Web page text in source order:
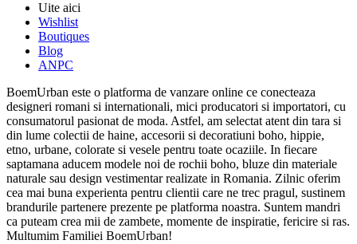
Uite aici
Wishlist
Boutiques
Blog
ANPC
BoemUrban este o platforma de vanzare online ce conecteaza
designeri romani si internationali, mici producatori si importatori, cu
consumatorul pasionat de moda. Astfel, am selectat atent din tara si
din lume colectii de haine, accesorii si decoratiuni boho, hippie,
etno, urbane, colorate si vesele pentru toate ocaziile. In fiecare
saptamana aducem modele noi de rochii boho, bluze din materiale
naturale sau design vestimentar realizate in Romania. Zilnic oferim
cea mai buna experienta pentru clientii care ne trec pragul, sustinem
brandurile partenere prezente pe platforma noastra. Suntem mandri
ca puteam crea mii de zambete, momente de inspiratie, fericire si ras.
Multumim Familiei BoemUrban!